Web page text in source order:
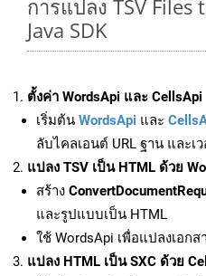
การแปลง TSV Files
Java SDK
ตั้งค่า WordsApi และ CellsApi
เริ่มต้น WordsApi และ
ลับไคลเอนต์ URL ฐาน และ
แปลง TSV เป็น HTML ด้วย
สร้าง
และรูปแบบเป็น HTML
ใช้ WordsApi เพื่อแปลงเอกส
แปลง HTML เป็น SXC ด้วย